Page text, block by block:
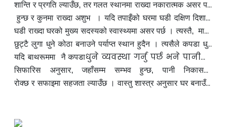
आवश्यक मानिन्छ । सहीदिशामा राखिएको घडीले परिवारमा सुख,
शान्ति र प्रगति ल्याउँछ, तर गलत स्थानमा राख्दानकारात्मक असर पर्न
सक्छ । धेरैलाई यो कुरा थाहा हुदैन कि कुन दिशामा घडी राख्दा शुभ
हुन्छर कुनमा राख्दा अशुभ । यदि तपाइँको घरमा घडी दक्षिण दिशामा
छभनेतुरुन्तै हटाउनुहोस् ।दक्षिण स्थिरताको प्रतीक भएकाले यहाँ
घडी राख्दा घरको मुख्य सदस्यको स्वास्थ्यमा असर पर्छ । त्यस्तै, माथि
घडी राख्नु पनि अशुभ मानिन्छ । आजकलका आवा सीय भवनहरूमा
छुट्टै लुगा धुने कोठा बनाउने पर्याप्त स्थान हुदैन । त्यसैलेकपडा धुने
काम प्रायः बाथरूम नुहाउने कोठामा वा त्यसको नजिकै हुने गर्छ ।
यदि बाथरूममानै कपडाधुने व्यवस्था गर्नु पर्छ भने पानीको
निकास
ड्रेनेजराम्रोसँग व्यवस्थापन गर्नु अत्यन्तजरुरी
हुन्छ । वास्तुशास्त्रको
सिफारिस अनुसार, जहाँसम्म सम्भव हुन्छ, पानी निकासको
मूलदिशाईशान कोणतर्फ हुनुपर्छ । यसले घरमा नकारात्मक ऊर्जा
रोक्छ र सफाइमासहजता ल्याउँछ ।वास्तु शास्त्र अनुसार घर बनाउँदा